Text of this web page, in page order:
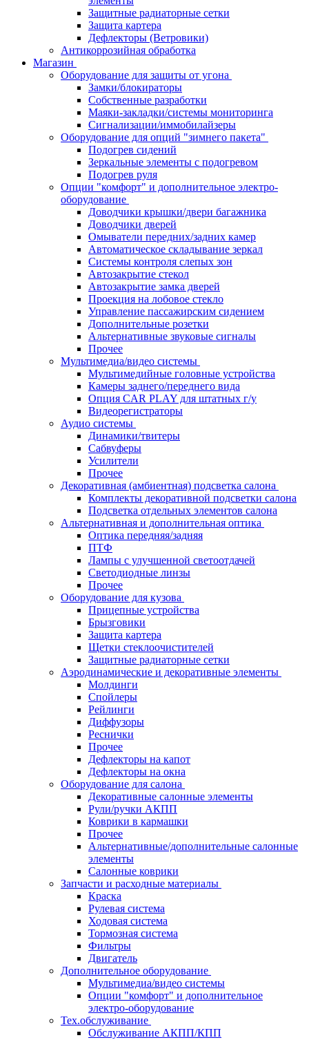
Защитные радиаторные сетки
Защита картера
Дефлекторы (Ветровики)
Антикоррозийная обработка
Магазин
Оборудование для защиты от угона
Замки/блокираторы
Собственные разработки
Маяки-закладки/системы мониторинга
Сигнализации/иммобилайзеры
Оборудование для опций "зимнего пакета"
Подогрев сидений
Зеркальные элементы с подогревом
Подогрев руля
Опции "комфорт" и дополнительное электро-
оборудование
Доводчики крышки/двери багажника
Доводчики дверей
Омыватели передних/задних камер
Автоматическое складывание зеркал
Системы контроля слепых зон
Автозакрытие стекол
Автозакрытие замка дверей
Проекция на лобовое стекло
Управление пассажирским сидением
Дополнительные розетки
Альтернативные звуковые сигналы
Прочее
Мультимедиа/видео системы
Мультимедийные головные устройства
Камеры заднего/переднего вида
Опция CAR PLAY для штатных г/у
Видеорегистраторы
Аудио системы
Динамики/твитеры
Сабвуферы
Усилители
Прочее
Декоративная (амбиентная) подсветка салона
Комплекты декоративной подсветки салона
Подсветка отдельных элементов салона
Альтернативная и дополнительная оптика
Оптика передняя/задняя
ПТФ
Лампы с улучшенной светоотдачей
Светодиодные линзы
Прочее
Оборудование для кузова
Прицепные устройства
Брызговики
Защита картера
Щетки стеклоочистителей
Защитные радиаторные сетки
Аэродинамические и декоративные элементы
Молдинги
Спойлеры
Рейлинги
Диффузоры
Реснички
Прочее
Дефлекторы на капот
Дефлекторы на окна
Оборудование для салона
Декоративные салонные элементы
Рули/ручки АКПП
Коврики в кармашки
Прочее
Альтернативные/дополнительные салонные
элементы
Салонные коврики
Запчасти и расходные материалы
Краска
Рулевая система
Ходовая система
Тормозная система
Фильтры
Двигатель
Дополнительное оборудование
Мультимедиа/видео системы
Опции "комфорт" и дополнительное
электро-оборудование
Тех.обслуживание
Обслуживание АКПП/КПП